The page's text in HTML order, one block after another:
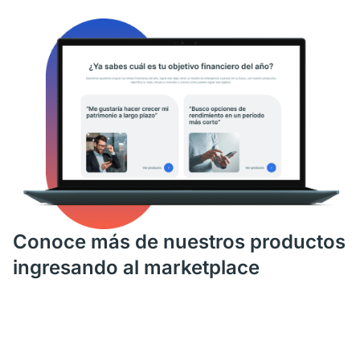
Conoce más de nuestros productos
ingresando al marketplace